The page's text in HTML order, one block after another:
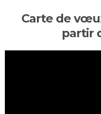
Carte de
partir